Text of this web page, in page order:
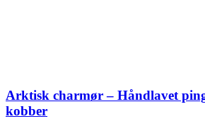
Arktisk charmør – Håndlavet
kobber